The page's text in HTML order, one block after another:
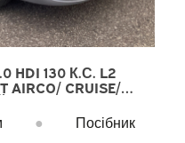
HDI 130 К.С. L2
AIRCO/ CRUISE/
● Посібник